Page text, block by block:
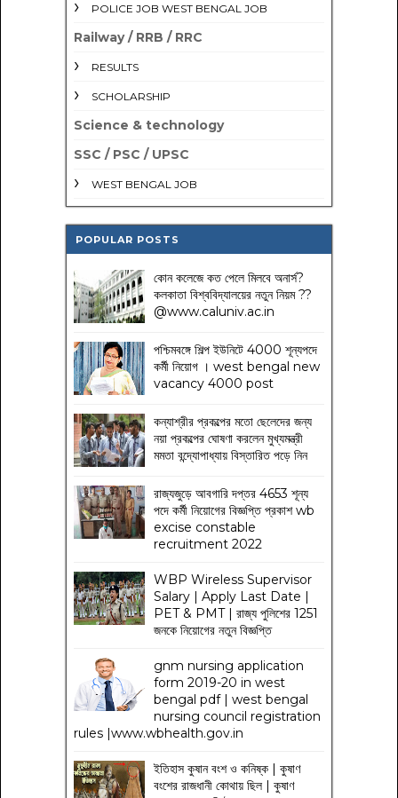
POLICE JOB WEST BENGAL JOB
Railway / RRB / RRC
RESULTS
SCHOLARSHIP
Science & technology
SSC / PSC / UPSC
WEST BENGAL JOB
POPULAR POSTS
কোন কলেজে কত পেলে মিলবে অনার্স?
কলকাতা বিশ্ববিদ্যালয়ের নতুন নিয়ম??
@www.caluniv.ac.in
পশ্চিমবঙ্গে শিল্প ইউনিটে 4000 শূন্যপদে
কর্মী নিয়োগ । west bengal new
vacancy 4000 post
কন্যাশ্রীর প্রকল্পের মতো ছেলেদের জন্য
নয়া প্রকল্পের ঘোষণা করলেন মুখ্যমন্ত্রী
মমতা বন্দ্যোপাধ্যায় বিস্তারিত পড়ে নিন
রাজ্যজুড়ে আবগারি দপ্তর 4653 শূন্য
পদে কর্মী নিয়োগের বিজ্ঞপ্তি প্রকাশ wb
excise constable
recruitment 2022
WBP Wireless Supervisor
Salary | Apply Last Date |
PET & PMT | রাজ্য পুলিশের 1251
জনকে নিয়োগের নতুন বিজ্ঞপ্তি
gnm nursing application
form 2019-20 in west
bengal pdf | west bengal
nursing council registration
rules |www.wbhealth.gov.in
ইতিহাস কুষান বংশ ও কনিষ্ক | কুষাণ
বংশের রাজধানী কোথায় ছিল | কুষাণ